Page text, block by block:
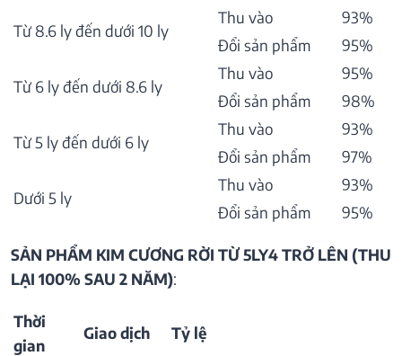
Từ 8.6 ly đến dưới 10 ly
Thu vào
93%
Đổi sản phẩm
95%
Từ 6 ly đến dưới 8.6 ly
Thu vào
95%
Đổi sản phẩm
98%
Từ 5 ly đến dưới 6 ly
Thu vào
93%
Đổi sản phẩm
97%
Dưới 5 ly
Thu vào
93%
Đổi sản phẩm
95%
SẢN PHẨM KIM CƯƠNG RỜI TỪ 5LY4 TRỞ LÊN (THU
LẠI 100% SAU 2 NĂM):
Thời
gian
Giao dịch Tỷ lệ